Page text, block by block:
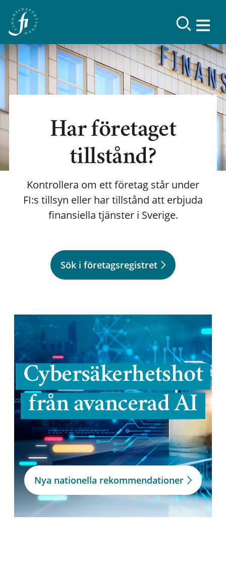
Har företaget
tillstånd?
Kontrollera om ett företag står under
FI:s tillsyn eller har tillstånd att erbjuda
finansiella tjänster i Sverige.
Sök i företagsregistret
Cybersäkerhetshot
från avancerad AI
Nya nationella rekommendationer